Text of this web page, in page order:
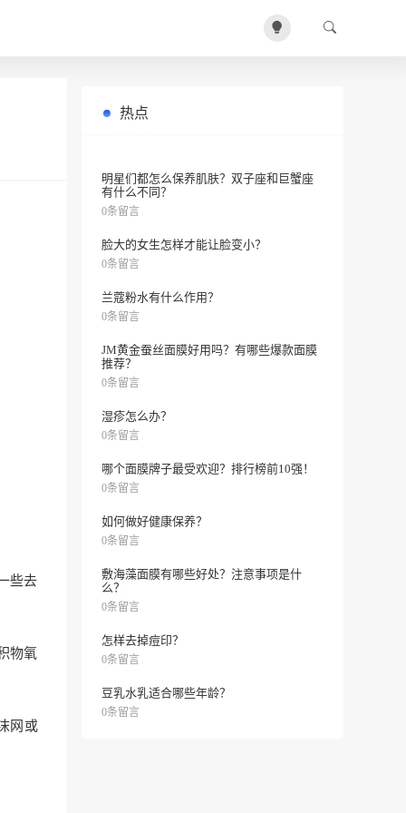
些去
物氧
网或
热点
明星们都怎么保养肌肤？双子座和巨蟹座
有什么不同？
0条留言
脸大的女生怎样才能让脸变小？
0条留言
兰蔻粉水有什么作用？
0条留言
JM黄金蚕丝面膜好用吗？有哪些爆款面膜
推荐？
0条留言
湿疹怎么办？
0条留言
哪个面膜牌子最受欢迎？排行榜前10强！
0条留言
如何做好健康保养？
0条留言
敷海藻面膜有哪些好处？注意事项是什
么？
0条留言
怎样去掉痘印？
0条留言
豆乳水乳适合哪些年龄？
0条留言